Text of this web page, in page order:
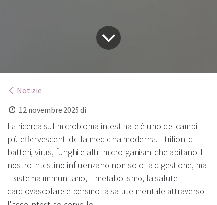
Notizie
12 novembre 2025 di
La ricerca sul microbioma intestinale è uno dei campi
più effervescenti della medicina moderna. I trilioni di
batteri, virus, funghi e altri microrganismi che abitano il
nostro intestino influenzano non solo la digestione, ma
il sistema immunitario, il metabolismo, la salute
cardiovascolare e persino la salute mentale attraverso